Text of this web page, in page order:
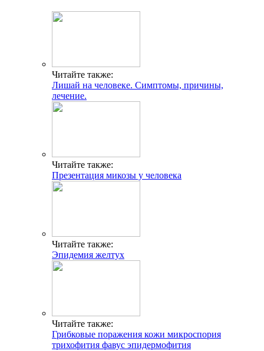
Читайте также:
Лишай на человеке. Симптомы, причины,
лечение.
Читайте также:
Презентация микозы у человека
Читайте также:
Эпидемия желтух
Читайте также:
Грибковые поражения кожи микроспория
трихофития фавус эпидермофития